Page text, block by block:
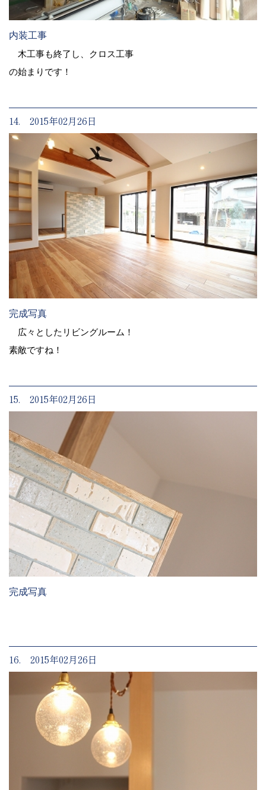
内装工事
木工事も終了し、クロス工事
の始まりです！
14. 2015年02月26日
完成写真
広々としたリビングルーム！
素敵ですね！
15. 2015年02月26日
完成写真
16. 2015年02月26日